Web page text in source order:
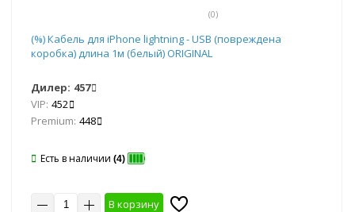
(0)
(%) Кабель для iPhone lightning - USB (повреждена
коробка) длина 1м (белый) ORIGINAL
Дилер: 457
VIP: 452
Premium: 448
Есть в наличии (4)
В корзину